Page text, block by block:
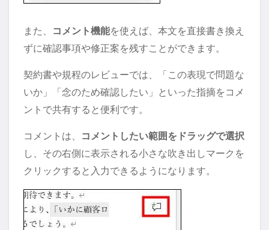
また、 コメント機能を使えば、本文を直接書き換え
ずに確認事項や修正案を残すことができます。
契約書や規程のレビューでは、「この表現で問題な
いか」「念のため確認したい」といった指摘をコメ
ントで共有すると便利です。
コメントは、
コメントしたい範囲をドラッグで選択
し、その右側に表示される小さな吹き出しマークを
クリックすると入力できるようになります。